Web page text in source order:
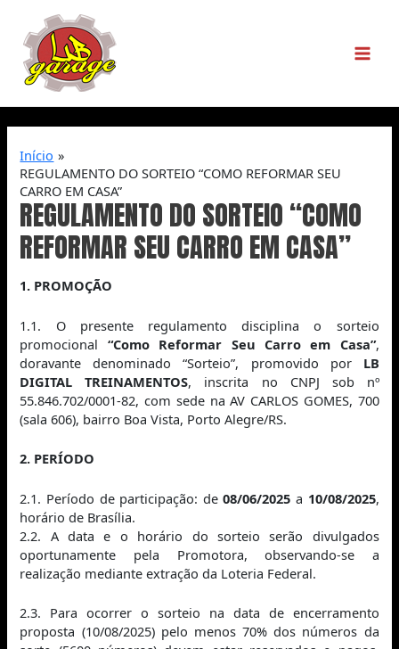
Início
REGULAMENTO DO SORTEIO “COMO REFORMAR SEU
CARRO EM CASA”
REGULAMENTO DO SORTEIO “COMO
REFORMAR SEU CARRO EM CASA”
1. PROMOÇÃO
1.1. O presente regulamento disciplina o sorteio
promocional “Como Reformar Seu Carro em Casa”,
doravante denominado “Sorteio”, promovido por LB
DIGITAL TREINAMENTOS, inscrita no CNPJ sob nº
55.846.702/0001-82, com sede na AV CARLOS GOMES, 700
(sala 606), bairro Boa Vista, Porto Alegre/RS.
2. PERÍODO
2.1. Período de participação: de08/06/2025 a 10/08/2025,
horário de Brasília.
2.2. A data e o horário do sorteio serão divulgados
oportunamente pela Promotora, observando-se a
realização mediante extração da Loteria Federal.
2.3. Para ocorrer o sorteio na data de encerramento
proposta (10/08/2025) pelo menos 70% dos números da